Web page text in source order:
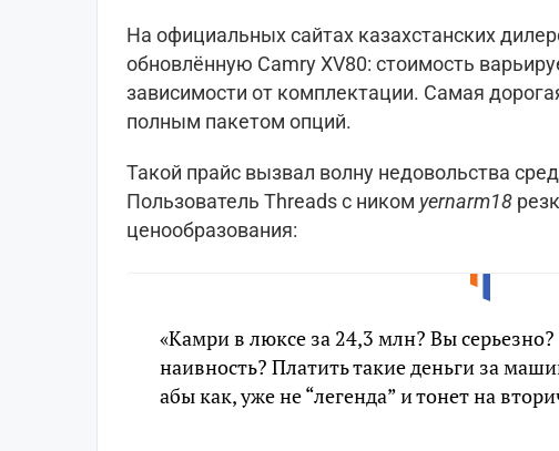
На официальных сайтах казахстанских
обновлённую Camry XV80: стоимость
зависимости от комплектации. Самая
полным пакетом опций.
Такой прайс вызвал волну недовольства
Пользователь Threads с ником yernarm18
ценообразования:
«Камри в люксе за 24,3 млн? Вы серьезно?
наивность? Платить такие деньги за
абы как, уже не “легенда” и тонет на